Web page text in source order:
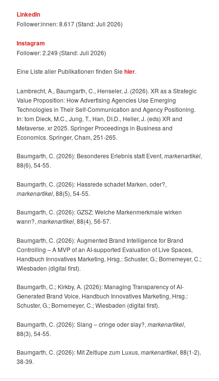
LinkedIn
Follower:innen: 8.617 (Stand: Juli 2026)
Instagram
Follower: 2.249 (Stand: Juli 2026)
Eine Liste aller Publikationen finden Siehier.
Lambrecht, A., Baumgarth, C., Henseler, J. (2026). XR as a Strategic
Value Proposition: How Advertising Agencies Use Emerging
Technologies in Their Self-Communication and Agency Positioning.
In: tom Dieck, M.C., Jung, T., Han, DI.D., Heller, J. (eds) XR and
Metaverse. xr 2025. Springer Proceedings in Business and
Economics. Springer, Cham, 251-265.
Baumgarth, C. (2026): Besonderes Erlebnis statt Event,markenartikel,
88(6), 54-55.
Baumgarth, C. (2026): Hassrede schadet Marken, oder?,
markenartikel, 88(5), 54-55.
Baumgarth, C. (2026): GZSZ: Welche Markenmerkmale wirken
wann?,markenartikel, 88(4), 56-57.
Baumgarth, C. (2026): Augmented Brand Intelligence for Brand
Controlling – A MVP of an AI-supported Evaluation of Live Spaces,
Handbuch Innovatives Marketing, Hrsg.: Schuster, G.; Bornemeyer, C.;
Wiesbaden (digital first).
Baumgarth, C.; Kirkby, A. (2026): Managing Transparency of AI-
Generated Brand Voice, Handbuch Innovatives Marketing, Hrsg.:
Schuster, G.; Bornemeyer, C.; Wiesbaden (digital first).
Baumgarth, C. (2026): Slang – cringe oder slay?,markenartikel,
88(3), 54-55.
Baumgarth, C. (2026): Mit Zeitlupe zum Luxus,markenartikel, 88(1-2),
38-39.